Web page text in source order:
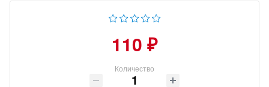
110 ₽
Количество